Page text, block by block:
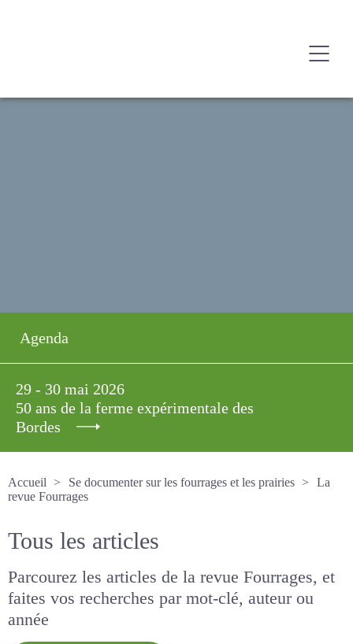
Agenda
29 - 30 mai 2026
50 ans de la ferme expérimentale des
Bordes
Accueil
Se documenter sur les fourrages et les prairies
La revue Fourrages
Tous les articles
Parcourez les articles de la revue Fourrages, et
faites vos recherches par mot-clé, auteur ou
année